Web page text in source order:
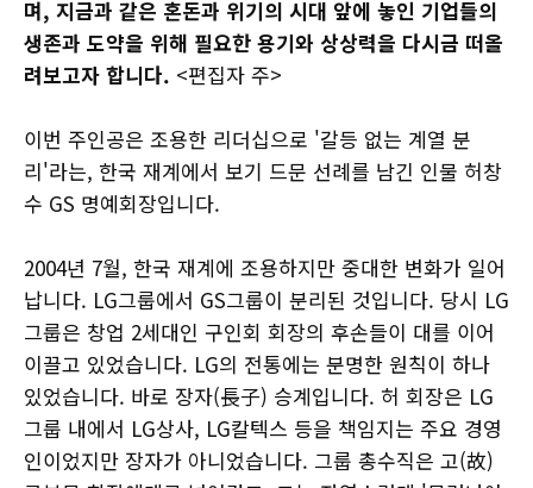
며, 지금과 같은 혼돈과 위기의 시대 앞에 놓인 기업들의
생존과 도약을 위해 필요한 용기와 상상력을 다시금 떠올
려보고자 합니다. <편집자 주>
이번 주인공은 조용한 리더십으로 '갈등 없는 계열 분
리'라는, 한국 재계에서 보기 드문 선례를 남긴 인물 허창
수 GS 명예회장입니다.
2004년 7월, 한국 재계에 조용하지만 중대한 변화가 일어
납니다. LG그룹에서 GS그룹이 분리된 것입니다. 당시 LG
그룹은 창업 2세대인 구인회 회장의 후손들이 대를 이어
이끌고 있었습니다. LG의 전통에는 분명한 원칙이 하나
있었습니다. 바로 장자(長子) 승계입니다. 허 회장은 LG
그룹 내에서 LG상사, LG칼텍스 등을 책임지는 주요 경영
인이었지만 장자가 아니었습니다. 그룹 총수직은 고(故)